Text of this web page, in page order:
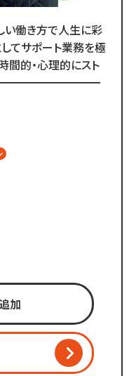
す☆
い働き方で人生に彩
してサポート業務を極
間的・心理的にスト
！━━━━━━━━━━━
加